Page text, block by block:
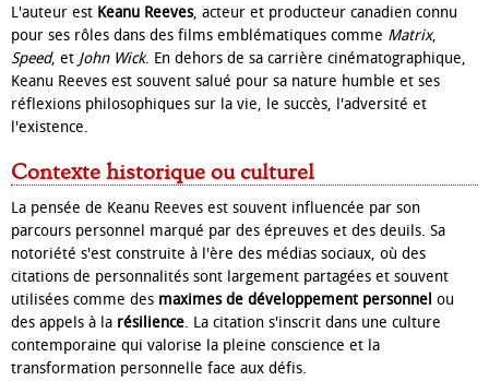
L'auteur est Keanu Reeves, acteur et producteur canadien connu
pour ses rôles dans des films emblématiques comme Matrix,
Speed, et John Wick. En dehors de sa carrière cinématographique,
Keanu Reeves est souvent salué pour sa nature humble et ses
réflexions philosophiques sur la vie, le succès, l'adversité et
l'existence.
Contexte historique ou culturel
La pensée de Keanu Reeves est souvent influencée par son
parcours personnel marqué par des épreuves et des deuils. Sa
notoriété s'est construite à l'ère des médias sociaux, où des
citations de personnalités sont largement partagées et souvent
utilisées comme des maximes de développement personnel ou
des appels à la résilience. La citation s'inscrit dans une culture
contemporaine qui valorise la pleine conscience et la
transformation personnelle face aux défis.